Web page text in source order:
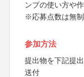
ンプの使い方や
※応募点数は無
参加方法
提出物を下記提
送付